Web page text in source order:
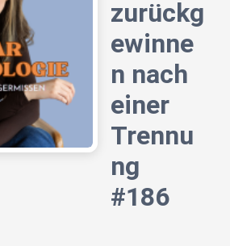
zurückg
ewinne
n nach
einer
Trennu
ng
#186